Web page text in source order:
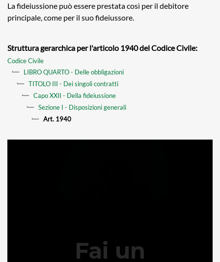
La fideiussione può essere prestata così per il debitore
principale, come per il suo fideiussore.
Struttura gerarchica per l'articolo 1940 del Codice Civile:
Codice Civile
LIBRO QUARTO - Delle obbligazioni
TITOLO III - Dei singoli contratti
Capo XXII - Della fideiussione
Sezione I - Disposizioni generali
Art. 1940